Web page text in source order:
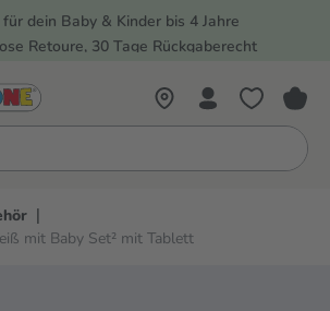
springen
dein Baby & Kinder bis 4 Jahre
Retoure, 30 Tage Rückgaberecht
|
mit Baby Set² mit Tablett